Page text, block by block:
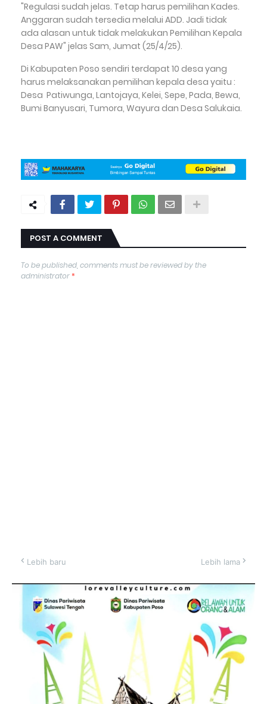
"Regulasi sudah jelas. Tetap harus pemilihan Kades.
Anggaran sudah tersedia melalui ADD. Jadi tidak
ada alasan untuk tidak melakukan Pemilihan Kepala
Desa PAW" jelas Sam, Jumat (25/4/25).
Di Kabupaten Poso sendiri terdapat 10 desa yang
harus melaksanakan pemilihan kepala desa yaitu :
Desa Patiwunga, Lantojaya, Kelei, Sepe, Pada, Bewa,
Bumi Banyusari, Tumora, Wayura dan Desa Salukaia.
POST A COMMENT
To be published, comments must be reviewed by the
administrator*
Lebih baru Lebih lama